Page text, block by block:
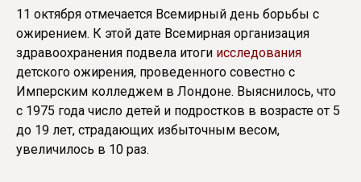
11 октября отмечается Всемирный день борьбы с
ожирением. К этой дате Всемирная организация
здравоохранения подвела итоги исследования
детского ожирения, проведенного совестно с
Имперским колледжем в Лондоне. Выяснилось, что
с 1975 года число детей и подростков в возрасте от 5
до 19 лет, страдающих избыточным весом,
увеличилось в 10 раз.